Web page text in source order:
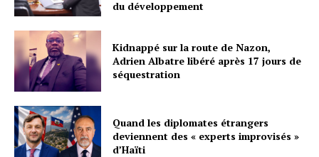
du développement
Kidnappé sur la route de Nazon,
Adrien Albatre libéré après 17 jours de
séquestration
Quand les diplomates étrangers
deviennent des « experts improvisés »
d’Haïti